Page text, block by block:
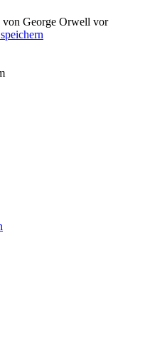
George Orwell vor